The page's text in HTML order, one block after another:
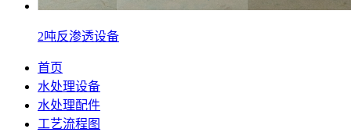
2吨反渗透设备
首页
水处理设备
水处理配件
工艺流程图